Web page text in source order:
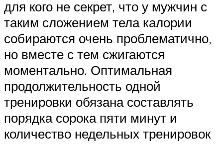
для кого не секрет, что у мужчин с
таким сложением тела калории
собираются очень проблематично,
но вместе с тем сжигаются
моментально. Оптимальная
продолжительность одной
тренировки обязана составлять
порядка сорока пяти минут и
количество недельных тренировок